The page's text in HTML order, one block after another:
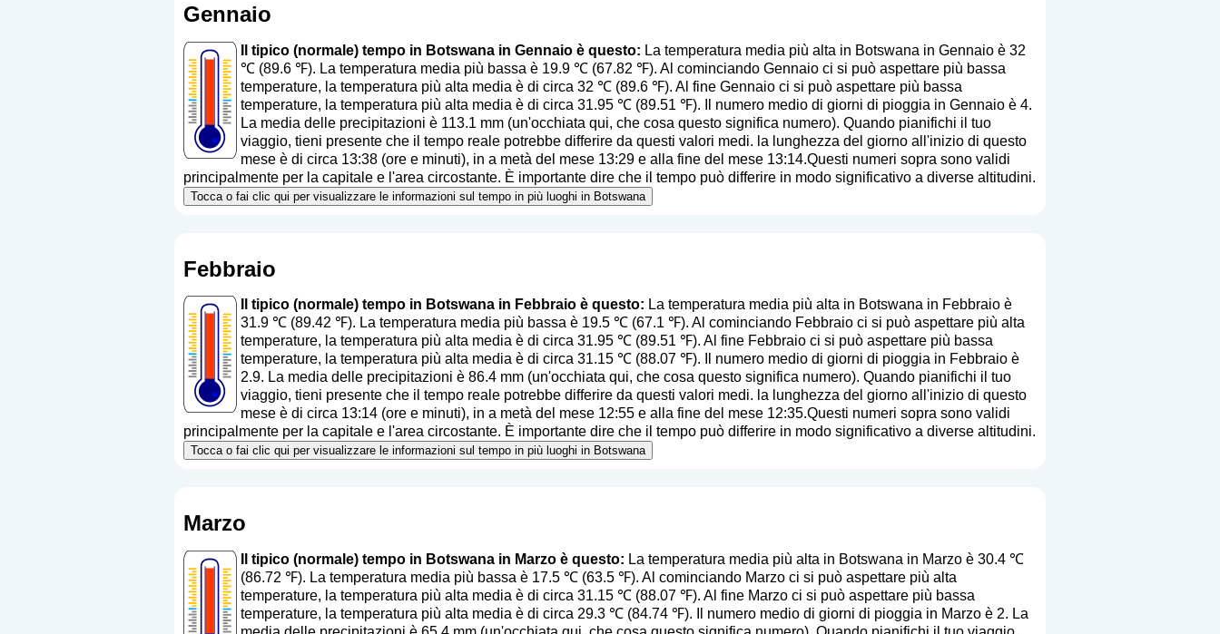
Gennaio
Il tipico (normale) tempo in Botswana in Gennaio è questo: La temperatura media più alta in Botswana in Gennaio è 32
℃ (89.6 ℉). La temperatura media più bassa è 19.9 ℃ (67.82 ℉). Al cominciando Gennaio ci si può aspettare più bassa
temperature, la temperatura più alta media è di circa 32 ℃ (89.6 ℉). Al fine Gennaio ci si può aspettare più bassa
temperature, la temperatura più alta media è di circa 31.95 ℃ (89.51 ℉). Il numero medio di giorni di pioggia in Gennaio è 4.
La media delle precipitazioni è 113.1 mm (un'occhiata qui, che cosa questo significa numero). Quando pianifichi il tuo
viaggio, tieni presente che il tempo reale potrebbe differire da questi valori medi. la lunghezza del giorno all'inizio di questo
mese è di circa 13:38 (ore e minuti), in a metà del mese 13:29 e alla fine del mese 13:14.Questi numeri sopra sono validi
principalmente per la capitale e l'area circostante. È importante dire che il tempo può differire in modo significativo a diverse altitudini.
Tocca o fai clic qui per visualizzare le informazioni sul tempo in più luoghi in Botswana
Febbraio
Il tipico (normale) tempo in Botswana in Febbraio è questo: La temperatura media più alta in Botswana in Febbraio è
31.9 ℃ (89.42 ℉). La temperatura media più bassa è 19.5 ℃ (67.1 ℉). Al cominciando Febbraio ci si può aspettare più alta
temperature, la temperatura più alta media è di circa 31.95 ℃ (89.51 ℉). Al fine Febbraio ci si può aspettare più bassa
temperature, la temperatura più alta media è di circa 31.15 ℃ (88.07 ℉). Il numero medio di giorni di pioggia in Febbraio è
2.9. La media delle precipitazioni è 86.4 mm (un'occhiata qui, che cosa questo significa numero). Quando pianifichi il tuo
viaggio, tieni presente che il tempo reale potrebbe differire da questi valori medi. la lunghezza del giorno all'inizio di questo
mese è di circa 13:14 (ore e minuti), in a metà del mese 12:55 e alla fine del mese 12:35.Questi numeri sopra sono validi
principalmente per la capitale e l'area circostante. È importante dire che il tempo può differire in modo significativo a diverse altitudini.
Tocca o fai clic qui per visualizzare le informazioni sul tempo in più luoghi in Botswana
Marzo
Il tipico (normale) tempo in Botswana in Marzo è questo: La temperatura media più alta in Botswana in Marzo è 30.4 ℃
(86.72 ℉). La temperatura media più bassa è 17.5 ℃ (63.5 ℉). Al cominciando Marzo ci si può aspettare più alta
temperature, la temperatura più alta media è di circa 31.15 ℃ (88.07 ℉). Al fine Marzo ci si può aspettare più bassa
temperature, la temperatura più alta media è di circa 29.3 ℃ (84.74 ℉). Il numero medio di giorni di pioggia in Marzo è 2. La